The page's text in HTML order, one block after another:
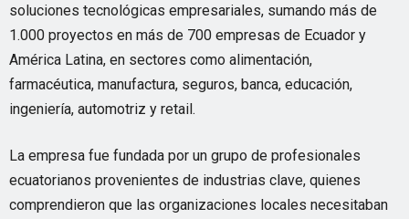
soluciones tecnológicas empresariales, sumando más de
1.000 proyectos en más de 700 empresas de Ecuador y
América Latina, en sectores como alimentación,
farmacéutica, manufactura, seguros, banca, educación,
ingeniería, automotriz y retail.
La empresa fue fundada por un grupo de profesionales
ecuatorianos provenientes de industrias clave, quienes
comprendieron que las organizaciones locales necesitaban